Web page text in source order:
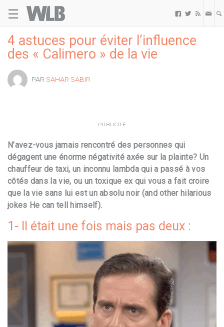
☰   
4 astuces pour éviter l’influence
des « Calimero » de la vie
PAR SAHAR SABIR
PUBLICITÉ
N’avez-vous jamais rencontré des personnes qui
dégagent une énorme négativité axée sur la plainte? Un
chauffeur de taxi, un inconnu lambda qui a passé à vos
côtés dans la vie, ou un toxique ex qui vous a fait croire
que la vie sans lui est un absolu noir (and other hilarious
jokes He can tell himself).
1- Il était une fois mais pas deux :